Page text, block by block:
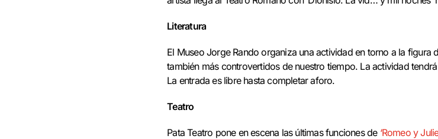
Literatura
El Museo Jorge Rando organiza una actividad en torno a la figura
también más controvertidos de nuestro tiempo. La actividad
La entrada es libre hasta completar aforo.
Teatro
Pata Teatro pone en escena las últimas funciones de ‘Romeo y